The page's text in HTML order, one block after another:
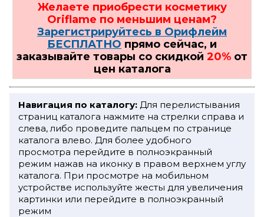
Желаете приобрести косметику
Oriflame по меньшим ценам?
Зарегистрируйтесь в Орифлейм
БЕСПЛАТНО прямо сейчас, и
заказывайте товары со скидкой 20% от
цен каталога
Навигация по каталогу: Для перелистывания
страниц каталога нажмите на стрелки справа и
слева, либо проведите пальцем по странице
каталога влево. Для более удобного
просмотра перейдите в полноэкранный
режим нажав на иконку в правом верхнем углу
каталога. При просмотре на мобильном
устройстве используйте жесты для увеличения
картинки или перейдите в полноэкранный
режим